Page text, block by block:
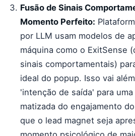
Fusão de Sinais
Momento Perfeito:
por LLM usam modelos de
máquina como o ExitSense
sinais comportamentais)
ideal do popup. Isso vai
'intenção de saída' para
matizada do engajamento
que o lead magnet seja